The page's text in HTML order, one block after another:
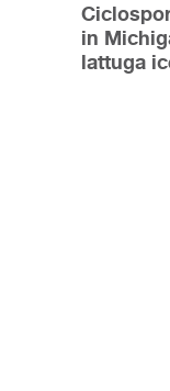
in
lattuga